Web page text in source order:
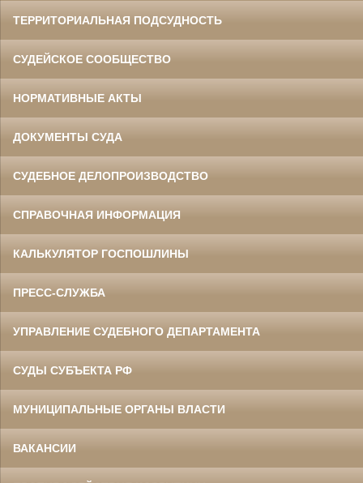
ТЕРРИТОРИАЛЬНАЯ ПОДСУДНОСТЬ
СУДЕЙСКОЕ СООБЩЕСТВО
НОРМАТИВНЫЕ АКТЫ
ДОКУМЕНТЫ СУДА
СУДЕБНОЕ ДЕЛОПРОИЗВОДСТВО
СПРАВОЧНАЯ ИНФОРМАЦИЯ
КАЛЬКУЛЯТОР ГОСПОШЛИНЫ
ПРЕСС-СЛУЖБА
УПРАВЛЕНИЕ СУДЕБНОГО ДЕПАРТАМЕНТА
СУДЫ СУБЪЕКТА РФ
МУНИЦИПАЛЬНЫЕ ОРГАНЫ ВЛАСТИ
ВАКАНСИИ